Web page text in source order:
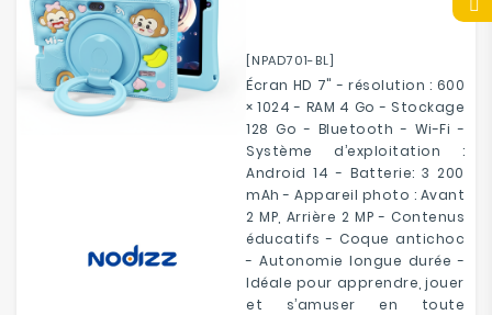
[NPAD701-BL]
Écran HD 7" - résolution : 600
× 1024 - RAM 4 Go - Stockage
128 Go - Bluetooth - Wi-Fi -
Système d’exploitation :
Android 14 - Batterie: 3 200
mAh - Appareil photo : Avant
2 MP, Arrière 2 MP - Contenus
éducatifs - Coque antichoc
- Autonomie longue durée -
Idéale pour apprendre, jouer
et s’amuser en toute